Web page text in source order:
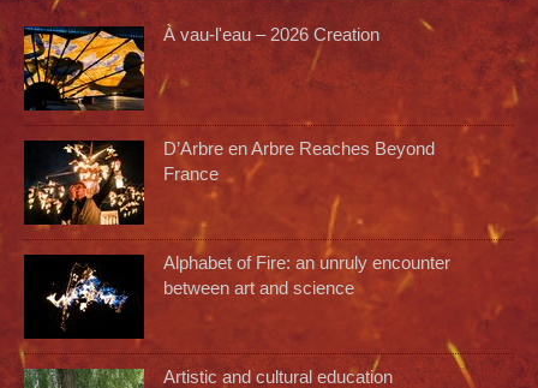
À vau-l'eau – 2026 Creation
D’Arbre en Arbre Reaches Beyond
France
Alphabet of Fire: an unruly encounter
between art and science
Artistic and cultural education